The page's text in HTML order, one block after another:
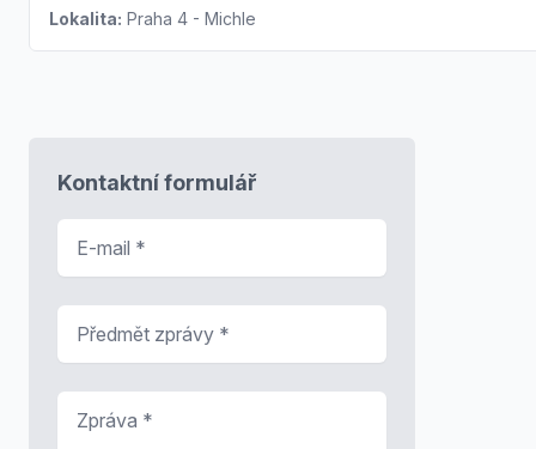
Lokalita: Praha 4 - Michle
Kontaktní formulář